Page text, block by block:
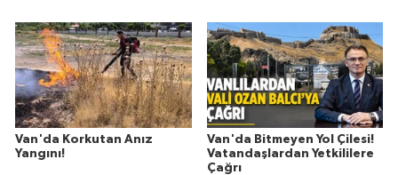
Van'da Korkutan Anız
Yangını!
Van'da Bitmeyen Yol Çilesi!
Vatandaşlardan Yetkililere
Çağrı